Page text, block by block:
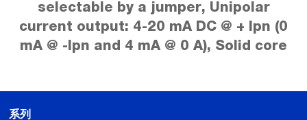
selectable by a jumper, Unipolar
current output: 4-20 mA DC @ + Ipn (0
mA @ -Ipn and 4 mA @ 0 A), Solid core
系列